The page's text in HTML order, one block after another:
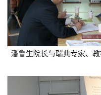
潘鲁生院长与瑞典专家、